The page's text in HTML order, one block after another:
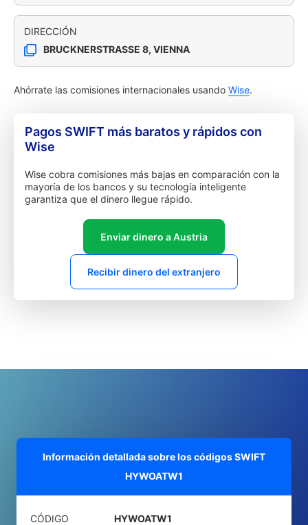
DIRECCIÓN
BRUCKNERSTRASSE 8, VIENNA
Ahórrate las comisiones internacionales usando Wise.
Pagos SWIFT más baratos y rápidos con
Wise
Wise cobra comisiones más bajas en comparación con la
mayoría de los bancos y su tecnología inteligente
garantiza que el dinero llegue rápido.
Enviar dinero a Austria
Recibir dinero del extranjero
Información detallada sobre los códigos SWIFT
HYWOATW1
CÓDIGO
HYWOATW1